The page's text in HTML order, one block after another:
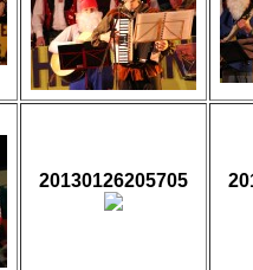
20130126205705